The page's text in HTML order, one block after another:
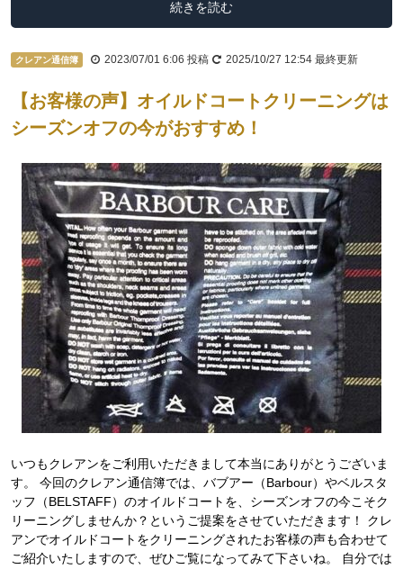
続きを読む
クレアン通信簿 2023/07/01 6:06 投稿 2025/10/27 12:54 最終更新
【お客様の声】オイルドコートクリーニングは
シーズンオフの今がおすすめ！
いつもクレアンをご利用いただきまして本当にありがとうございま
す。 今回のクレアン通信簿では、バブアー（Barbour）やベルスタ
ッフ（BELSTAFF）のオイルドコートを、シーズンオフの今こそク
リーニングしませんか？というご提案をさせていただきます！ クレ
アンでオイルドコートをクリーニングされたお客様の声も合わせて
ご紹介いたしますので、ぜひご覧になってみて下さいね。 自分では